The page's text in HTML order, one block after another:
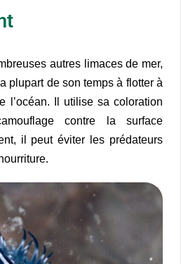
autres limaces de mer,
plupart de son temps à flotter à
l’océan. Il utilise sa coloration
contre la surface
il peut éviter les prédateurs